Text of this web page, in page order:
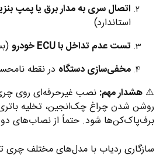
اتصال سری به مدار برق یا پمپ
استاندارد)
تست عدم تداخل با ECU خودرو
مخفی‌سازی دستگاه در نقطه
⚠️ هشدار مهم: نصب غیرحرفه‌ای روی
روشن شدن چراغ چک‌انجین، تخلیه
برف‌پاک‌کن‌ها شود. حتماً از نصاب‌های
سازگاری ردیاب با مدل‌های مختلف چری